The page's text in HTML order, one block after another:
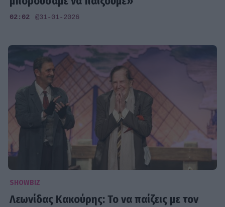
02:02 @31-01-2026
SHOWBIZ
Λεωνίδας Κακούρης: Το να παίζεις με τον